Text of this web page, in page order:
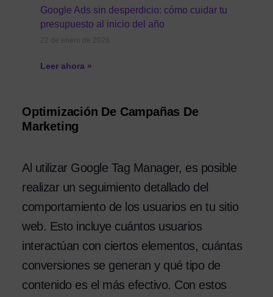
Google Ads sin desperdicio: cómo cuidar tu
presupuesto al inicio del año
22 de enero de 2026
Leer ahora »
Optimización De Campañas De
Marketing
Al utilizar Google Tag Manager, es posible
realizar un seguimiento detallado del
comportamiento de los usuarios en tu sitio
web. Esto incluye cuántos usuarios
interactúan con ciertos elementos, cuántas
conversiones se generan y qué tipo de
contenido es el más efectivo. Con estos